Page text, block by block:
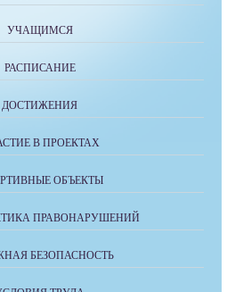
УЧАЩИМСЯ
РАСПИСАНИЕ
ДОСТИЖЕНИЯ
В ПРОЕКТАХ
ОБЪЕКТЫ
ПРАВОНАРУШЕНИЙ
БЕЗОПАСНОСТЬ